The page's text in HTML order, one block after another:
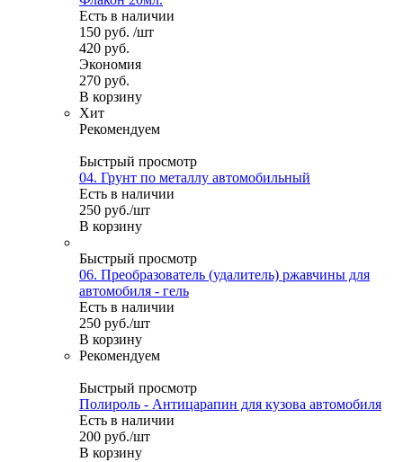
Есть в наличии
150 руб. /шт
420 руб.
Экономия
270 руб.
В корзину
Хит
Рекомендуем
Быстрый просмотр
04. Грунт по металлу автомобильный
Есть в наличии
250 руб./шт
В корзину
Быстрый просмотр
06. Преобразователь (удалитель) ржавчины для
автомобиля - гель
Есть в наличии
250 руб./шт
В корзину
Рекомендуем
Быстрый просмотр
Полироль - Антицарапин для кузова автомобиля
Есть в наличии
200 руб./шт
В корзину